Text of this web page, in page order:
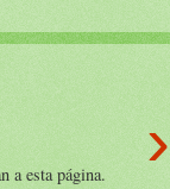
›
a esta página.